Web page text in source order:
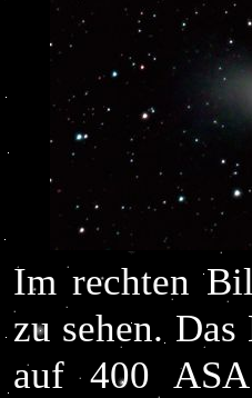
Im rechten
zu sehen.
auf 400